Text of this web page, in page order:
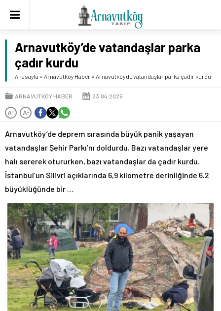
Arnavutköy’de vatandaşlar parka
çadır kurdu
Anasayfa » Arnavutköy Haber » Arnavutköy’de vatandaşlar parka çadır kurdu
ARNAVUTKÖY HABER 23.04.2025
A+ A-
Arnavutköy’de deprem sırasında büyük panik yaşayan
vatandaşlar Şehir Parkı’nı doldurdu. Bazı vatandaşlar yere
halı sererek otururken, bazı vatandaşlar da çadır kurdu.
İstanbul’un Silivri açıklarında 6,9 kilometre derinliğinde 6.2
büyüklüğünde bir …